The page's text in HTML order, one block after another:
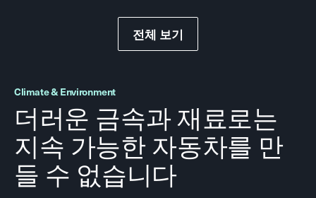
전체 보기
Climate & Environment
더러운 금속과 재료로는
지속 가능한 자동차를 만
들 수 없습니다